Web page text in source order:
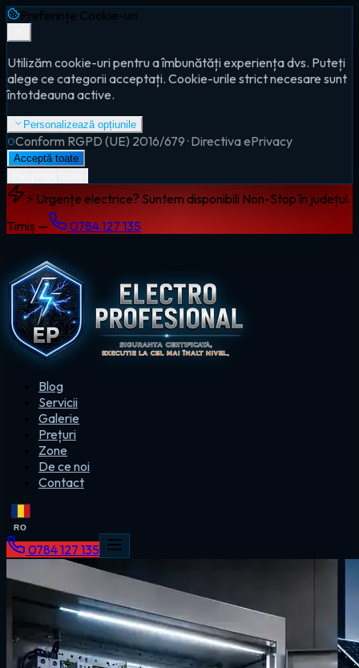
Preferințe Cookie-uri
Utilizăm cookie-uri pentru a îmbunătăți experiența dvs. Puteți
alege ce categorii acceptați. Cookie-urile strict necesare sunt
întotdeauna active.
Personalizează opțiunile
Conform RGPD (UE) 2016/679 · Directiva ePrivacy
Acceptă toate
⚡ Urgențe electrice? Suntem disponibili Non-Stop în județul
Timiș —
0784 127 135
Blog
Servicii
Galerie
Prețuri
Zone
De ce noi
Contact
RO
0784 127 135